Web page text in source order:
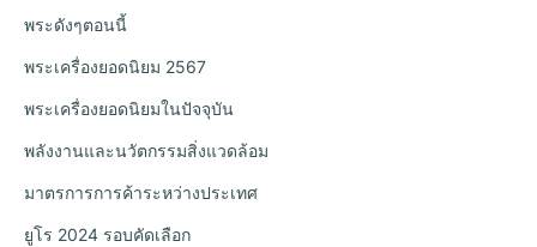
พระดังๆตอนนี้
พระเครื่องยอดนิยม 2567
พระเครื่องยอดนิยมในปัจจุบัน
พลังงานและนวัตกรรมสิ่งแวดล้อม
มาตรการการค้าระหว่างประเทศ
ยูโร 2024 รอบคัดเลือก